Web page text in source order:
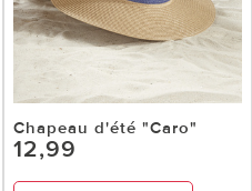
Chapeau d'été "Caro"
12,99